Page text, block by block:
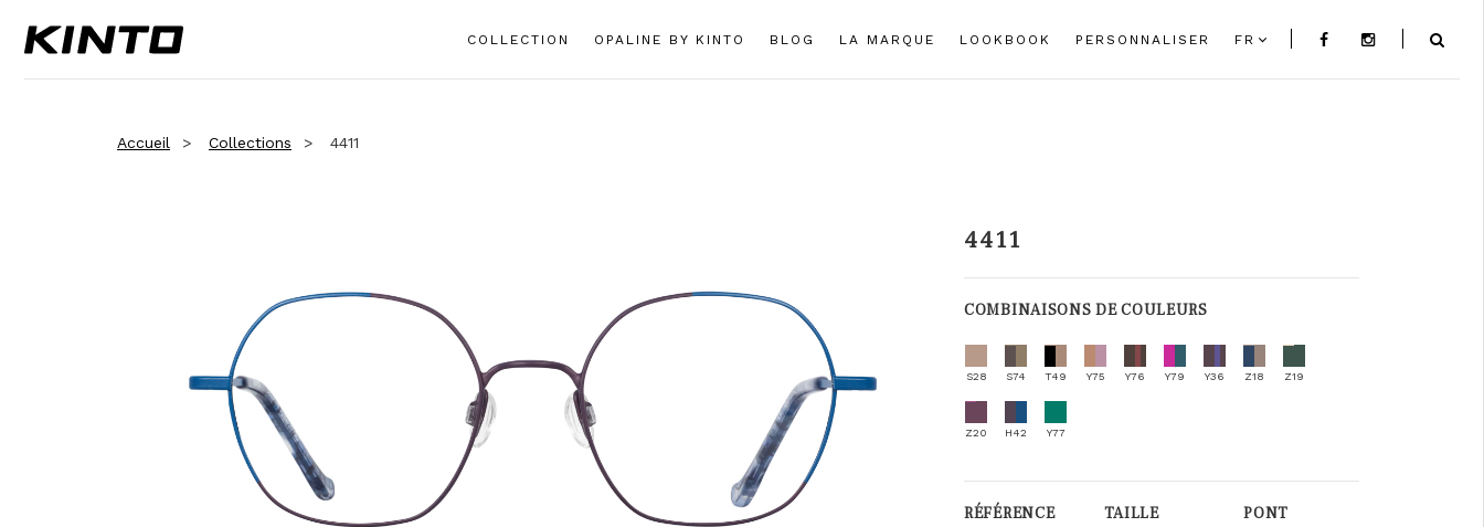
COLLECTION OPALINE BY KINTO BLOG LA MARQUE LOOKBOOK PERSONNALISER FR
Accueil Collections 4411
4411
COMBINAISONS DE COULEURS
S28 S74 T49 Y75 Y76 Y79 Y36 Z18 Z19
Z20 H42 Y77
RÉFÉRENCE TAILLE PONT